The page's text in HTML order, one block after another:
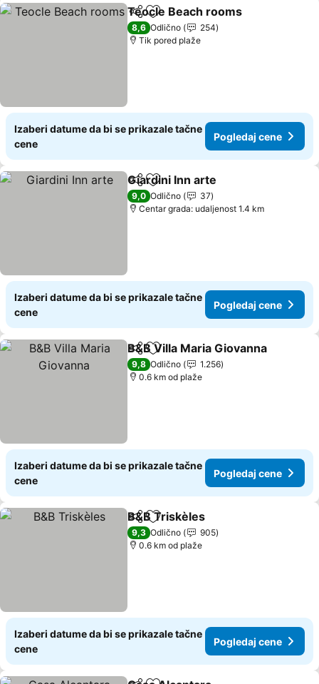
Deli Dodati u favorite
Teocle Beach rooms
8,6 Odlično
254
Tik pored plaže
Izaberi datume da bi se prikazale tačne
cene
Pogledaj cene
Deli Dodati u favorite
Giardini Inn arte
9,0 Odlično
37
Centar grada: udaljenost 1.4 km
Izaberi datume da bi se prikazale tačne
cene
Pogledaj cene
Deli Dodati u favorite
B&B Villa Maria Giovanna
9,8 Odlično
1.256
0.6 km od plaže
Izaberi datume da bi se prikazale tačne
cene
Pogledaj cene
Deli Dodati u favorite
B&B Triskèles
9,3 Odlično
905
0.6 km od plaže
Izaberi datume da bi se prikazale tačne
cene
Pogledaj cene